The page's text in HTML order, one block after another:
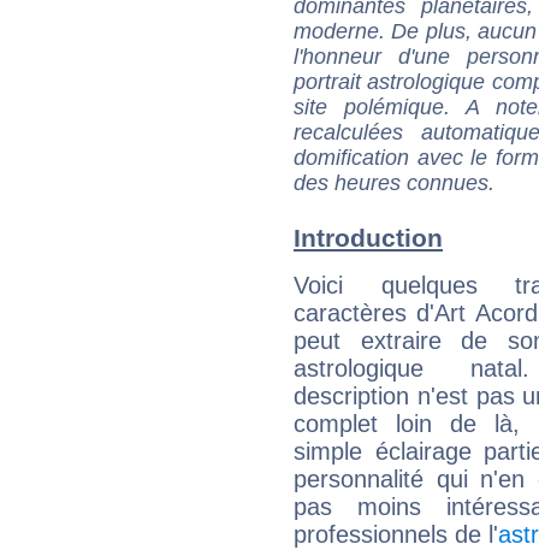
dominantes
moderne. De plus,
l'honneur d'une
portrait astrologique
site polémique. A
recalculées
domification avec le
des heures connues.
Introduction
Voici quelques
caractères d'Art
peut extraire de
astrologique
description n'est pas
complet loin de là,
simple éclairage
personnalité qui n'en
pas moins
professionnels de l'